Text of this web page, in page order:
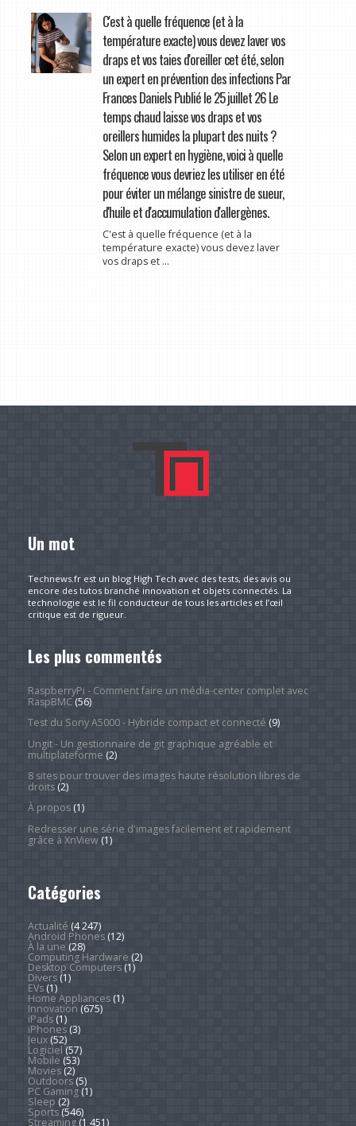
C'est à quelle fréquence (et à la
température exacte) vous devez laver vos
draps et vos taies d'oreiller cet été, selon
un expert en prévention des infections Par
Frances Daniels Publié le 25 juillet 26 Le
temps chaud laisse vos draps et vos
oreillers humides la plupart des nuits ?
Selon un expert en hygiène, voici à quelle
fréquence vous devriez les utiliser en été
pour éviter un mélange sinistre de sueur,
d'huile et d'accumulation d'allergènes.
C'est à quelle fréquence (et à la
température exacte) vous devez laver
vos draps et ...
Un mot
Technews.fr est un blog High Tech avec des tests, des avis ou
encore des tutos branché innovation et objets connectés. La
technologie est le fil conducteur de tous les articles et l’œil
critique est de rigueur.
Les plus commentés
RaspberryPi - Comment faire un média-center complet avec
RaspBMC(56)
Test du Sony A5000 - Hybride compact et connecté (9)
Ungit - Un gestionnaire de git graphique agréable et
multiplateforme (2)
8 sites pour trouver des images haute résolution libres de
droits(2)
À propos(1)
Redresser une série d'images facilement et rapidement
grâce à XnView(1)
Catégories
Actualité (4 247)
Android Phones(12)
À la une (28)
Computing Hardware (2)
Desktop Computers(1)
Divers(1)
EVs(1)
Home Appliances(1)
Innovation (675)
iPads(1)
iPhones(3)
Jeux(52)
Logiciel (57)
Mobile (53)
Movies(2)
Outdoors(5)
PC Gaming(1)
Sleep (2)
Sports(546)
Streaming(1 451)